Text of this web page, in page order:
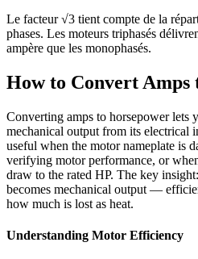
Le facteur √3 tient compte de la
phases. Les moteurs triphasés
ampère que les monophasés.
How to Convert Amps
Converting amps to horsepower lets
mechanical output from its electrical
useful when the motor nameplate is
verifying motor performance, or
draw to the rated HP. The key
becomes mechanical output —
how much is lost as heat.
Understanding Motor Efficiency